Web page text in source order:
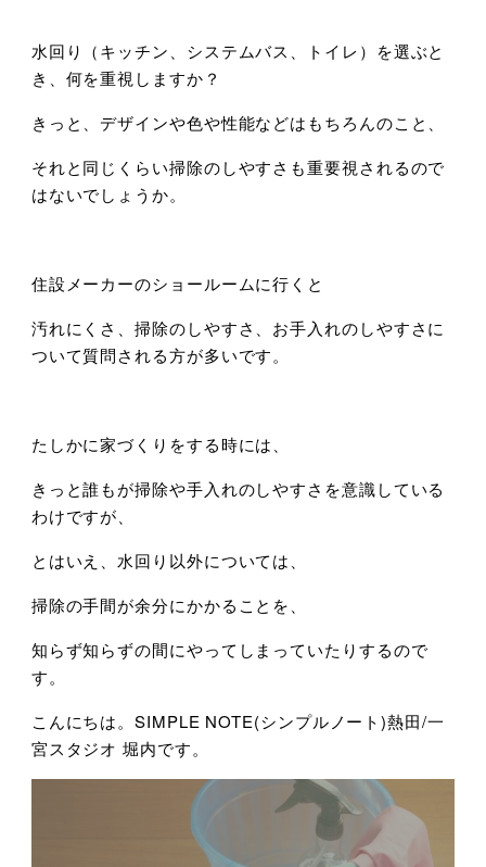
水回り（キッチン、システムバス、トイレ）を選ぶと
き、何を重視しますか？
きっと、デザインや色や性能などはもちろんのこと、
それと同じくらい掃除のしやすさも重要視されるので
はないでしょうか。
住設メーカーのショールームに行くと
汚れにくさ、掃除のしやすさ、お手入れのしやすさに
ついて質問される方が多いです。
たしかに家づくりをする時には、
きっと誰もが掃除や手入れのしやすさを意識している
わけですが、
とはいえ、水回り以外については、
掃除の手間が余分にかかることを、
知らず知らずの間にやってしまっていたりするので
す。
こんにちは。SIMPLE NOTE(シンプルノート)熱田/一
宮スタジオ 堀内です。